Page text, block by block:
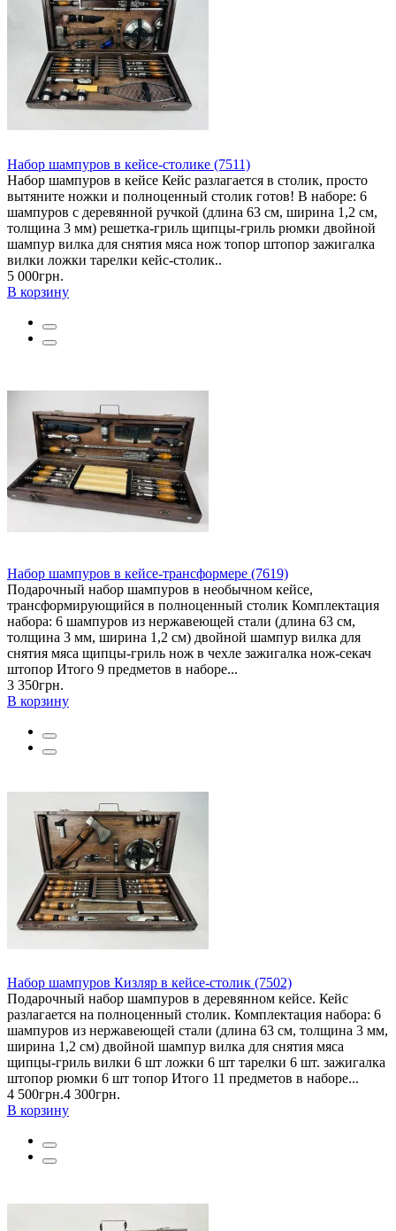
Набор шампуров в кейсе-столике (7511)
Набор шампуров в кейсе Кейс разлагается в столик, просто
вытяните ножки и полноценный столик готов! В наборе: 6
шампуров с деревянной ручкой (длина 63 см, ширина 1,2 см,
толщина 3 мм) решетка-гриль щипцы-гриль рюмки двойной
шампур вилка для снятия мяса нож топор штопор зажигалка
вилки ложки тарелки кейс-столик..
5 000грн.
В корзину
Набор шампуров в кейсе-трансформере (7619)
Подарочный набор шампуров в необычном кейсе,
трансформирующийся в полноценный столик Комплектация
набора: 6 шампуров из нержавеющей стали (длина 63 см,
толщина 3 мм, ширина 1,2 см) двойной шампур вилка для
снятия мяса щипцы-гриль нож в чехле зажигалка нож-секач
штопор Итого 9 предметов в наборе...
3 350грн.
В корзину
Набор шампуров Кизляр в кейсе-столик (7502)
Подарочный набор шампуров в деревянном кейсе. Кейс
разлагается на полноценный столик. Комплектация набора: 6
шампуров из нержавеющей стали (длина 63 см, толщина 3 мм,
ширина 1,2 см) двойной шампур вилка для снятия мяса
щипцы-гриль вилки 6 шт ложки 6 шт тарелки 6 шт. зажигалка
штопор рюмки 6 шт топор Итого 11 предметов в наборе...
4 500грн.4 300грн.
В корзину